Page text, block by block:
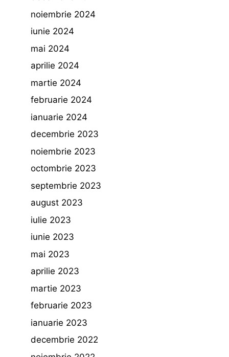
noiembrie 2024
iunie 2024
mai 2024
aprilie 2024
martie 2024
februarie 2024
ianuarie 2024
decembrie 2023
noiembrie 2023
octombrie 2023
septembrie 2023
august 2023
iulie 2023
iunie 2023
mai 2023
aprilie 2023
martie 2023
februarie 2023
ianuarie 2023
decembrie 2022